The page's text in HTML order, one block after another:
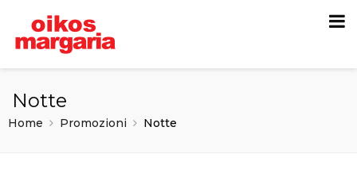
Notte
Home Promozioni Notte